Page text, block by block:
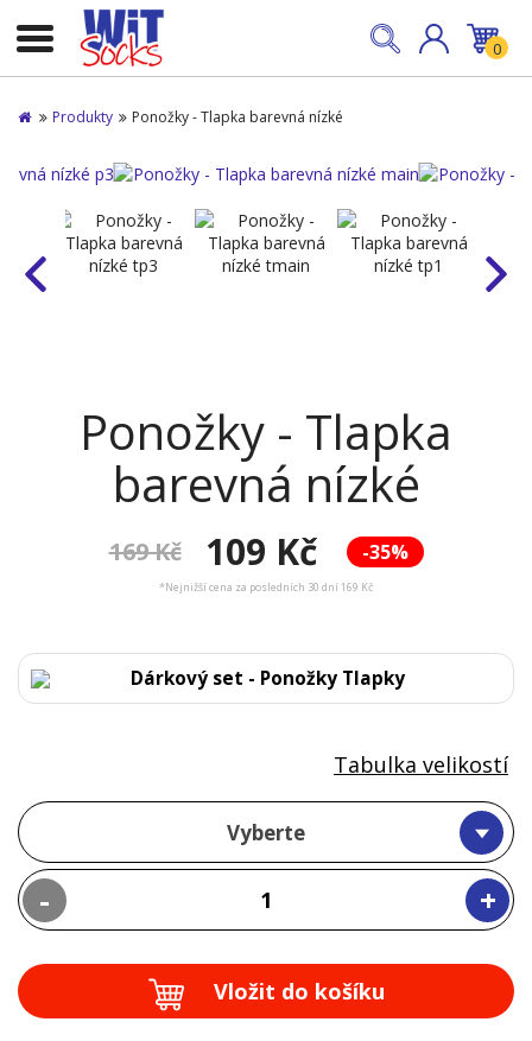
0
Produkty Ponožky - Tlapka barevná nízké
Ponožky - Tlapka
barevná nízké
-35%
169 Kč 109 Kč
*Nejnižší cena za posledních 30 dní 169 Kč
Dárkový set - Ponožky Tlapky
Vyberte
- +
Tabulka velikostí
Vložit do košíku